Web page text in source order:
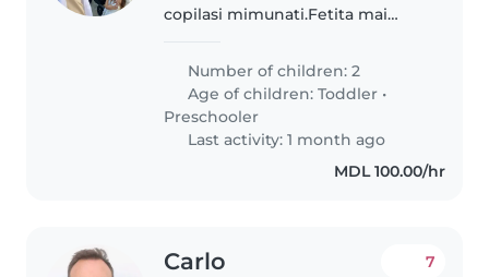
copilasi mimunati.Fetita mai
ani Avem nevoie de o bona care
sa se joace cu fetita mai mare si
sa aiba grija de asta mica..
Number of children: 2
Age of children:Toddler •
Preschooler
Last activity: 1 month ago
MDL 100.00/hr
Carlo 7